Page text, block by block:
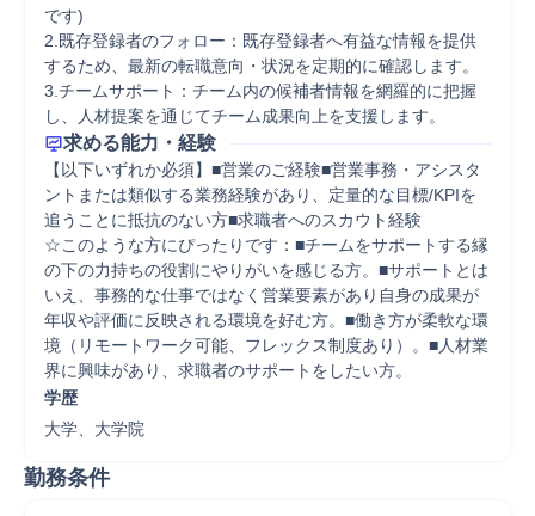
です)
2.既存登録者のフォロー：既存登録者へ有益な情報を提供
するため、最新の転職意向・状況を定期的に確認します。
3.チームサポート：チーム内の候補者情報を網羅的に把握
し、人材提案を通じてチーム成果向上を支援します。
求める能力・経験
【以下いずれか必須】■営業のご経験■営業事務・アシスタ
ントまたは類似する業務経験があり、定量的な目標/KPIを
追うことに抵抗のない方■求職者へのスカウト経験
☆このような方にぴったりです：■チームをサポートする縁
の下の力持ちの役割にやりがいを感じる方。■サポートとは
いえ、事務的な仕事ではなく営業要素があり自身の成果が
年収や評価に反映される環境を好む方。■働き方が柔軟な環
境（リモートワーク可能、フレックス制度あり）。■人材業
界に興味があり、求職者のサポートをしたい方。
学歴
大学、大学院
勤務条件